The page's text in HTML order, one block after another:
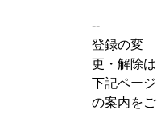
--
登録の変
更・解除は
下記ページ
の案内をご